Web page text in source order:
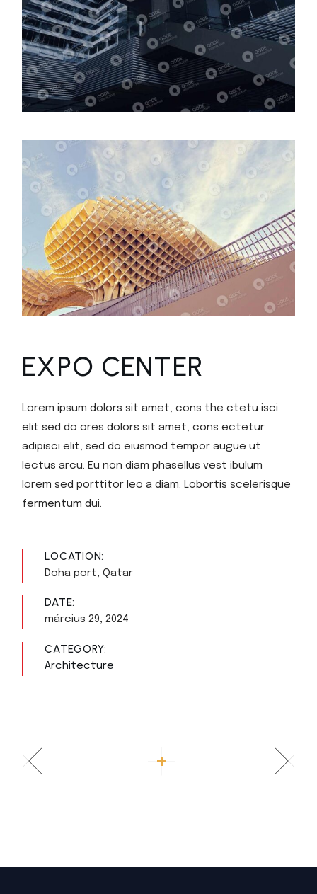
EXPO CENTER
Lorem ipsum dolors sit amet, cons the ctetu isci
elit sed do ores dolors sit amet, cons ectetur
adipisci elit, sed do eiusmod tempor augue ut
lectus arcu. Eu non diam phasellus vest ibulum
lorem sed porttitor leo a diam. Lobortis scelerisque
fermentum dui.
LOCATION:
Doha port, Qatar
DATE:
március 29, 2024
CATEGORY:
Architecture